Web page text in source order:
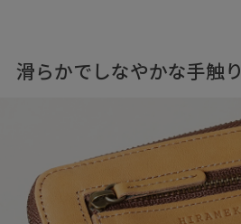
滑らかでしなやかな手触り